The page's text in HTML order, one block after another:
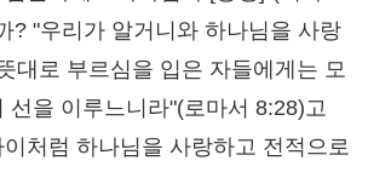
? "우리가 알거니와 하나님을 사랑
대로 부르심을 입은 자들에게는 모
선을 이루느니라"(로마서 8:28)고
처럼 하나님을 사랑하고 전적으로